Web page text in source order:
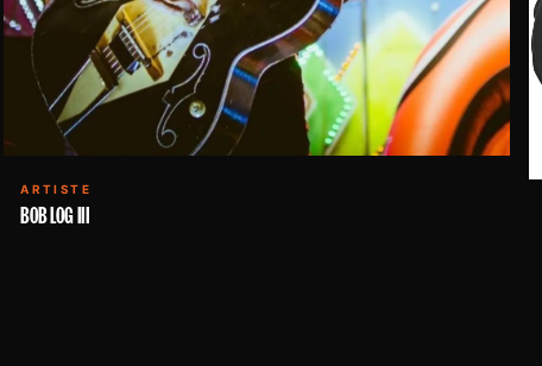
ARTISTE
BOB LOG III